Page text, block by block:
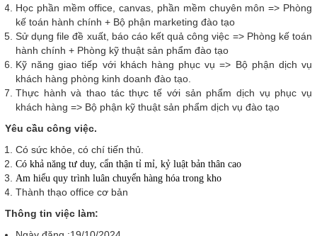
Học phần mềm office, canvas, phần mềm chuyên môn => Phòng
kế toán hành chính + Bộ phận marketing đào tạo
Sử dụng file đề xuất, báo cáo kết quả công việc => Phòng kế toán
hành chính + Phòng kỹ thuật sản phẩm đào tạo
Kỹ năng giao tiếp với khách hàng phục vụ => Bộ phận dịch vụ
khách hàng phòng kinh doanh đào tạo.
Thực hành và thao tác thực tế với sản phẩm dịch vụ phục vụ
khách hàng => Bộ phận kỹ thuật sản phẩm dịch vụ đào tạo
Yêu cầu công việc.
Có sức khỏe, có chí tiến thủ.
Có khả năng tư duy, cẩn thận tỉ mỉ, kỷ luật bản thân cao
Am hiểu quy trình luân chuyển hàng hóa trong kho
Thành thạo office cơ bản
Thông tin việc làm: